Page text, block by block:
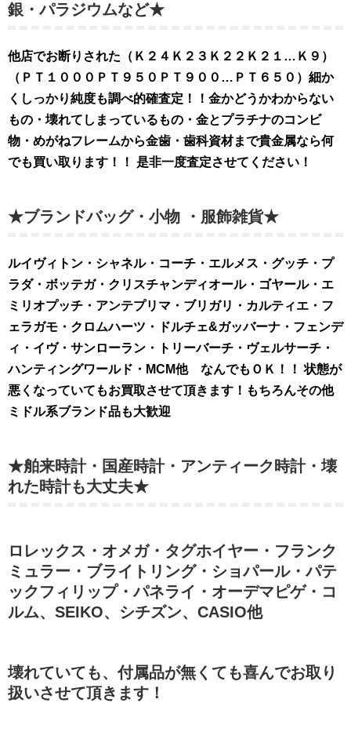
銀・パラジウムなど★
他店でお断りされた（Ｋ２４Ｋ２３Ｋ２２Ｋ２１…Ｋ９）
（ＰＴ１０００ＰＴ９５０ＰＴ９００…ＰＴ６５０）細か
くしっかり純度も調べ的確査定！！金かどうかわからない
もの・壊れてしまっているもの・金とプラチナのコンビ
物・めがねフレームから金歯・歯科資材まで貴金属なら何
でも買い取ります！！ 是非一度査定させてください！
★ブランドバッグ・小物 ・服飾雑貨★
ルイヴィトン・シャネル・コーチ・エルメス・グッチ・プ
ラダ・ボッテガ・クリスチャンディオール・ゴヤール・エ
ミリオプッチ・アンテプリマ・ブリガリ・カルティエ・フ
ェラガモ・クロムハーツ・ドルチェ&ガッバーナ・フェンデ
ィ・イヴ・サンローラン・トリーバーチ・ヴェルサーチ・
ハンティングワールド・MCM他 なんでもＯＫ！！ 状態が
悪くなっていてもお買取させて頂きます！もちろんその他
ミドル系ブランド品も大歓迎
★舶来時計・国産時計・アンティーク時計・壊
れた時計も大丈夫★
ロレックス・オメガ・タグホイヤー・フランク
ミュラー・ブライトリング・ショパール・パテ
ックフィリップ・パネライ・オーデマピゲ・コ
ルム、SEIKO、シチズン、CASIO他
壊れていても、付属品が無くても喜んでお取り
扱いさせて頂きます！